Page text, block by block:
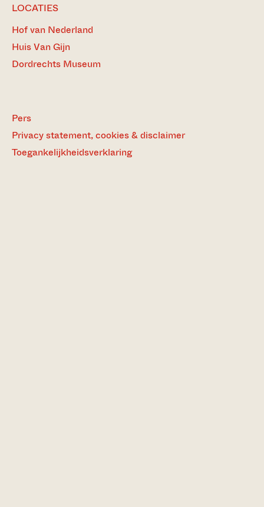
LOCATIES
Hof van Nederland
Huis Van Gijn
Dordrechts Museum
Pers
Privacy statement, cookies & disclaimer
Toegankelijkheidsverklaring